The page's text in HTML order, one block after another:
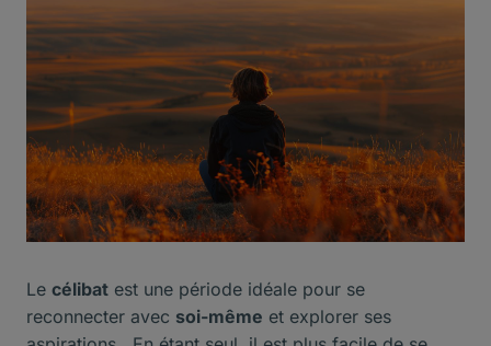
Le célibat est une période idéale pour se
reconnecter avec soi-même et explorer ses